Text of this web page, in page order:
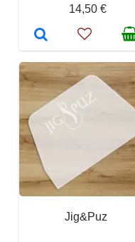
14,50 €
Jig&Puz